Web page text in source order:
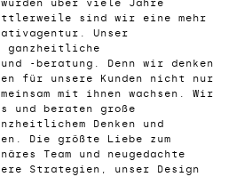
wurden über viele Jahre
sind wir eine mehr
Unser
ganzheitliche
-beratung. Denn wir denken
für unsere Kunden nicht nur
mit ihnen wachsen. Wir
und beraten große
Denken und
Die größte Liebe zum
Team und neugedachte
Strategien, unser Design